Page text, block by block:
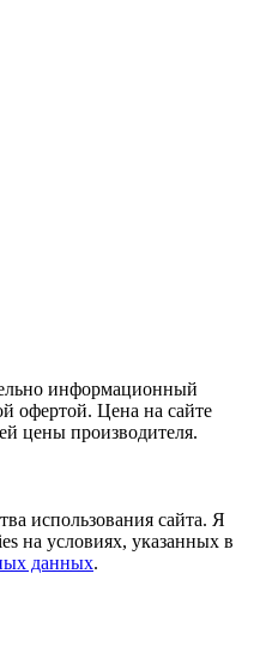
информационный
офертой. Цена на сайте
цены производителя.
использования сайта. Я
на условиях, указанных в
данных.